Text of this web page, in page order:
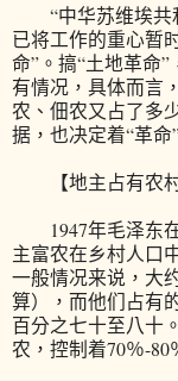
“中华苏维埃共
已将工作的重心暂
命”。搞“土地革命
有情况，具体而言
农、佃农又占了多
据，也决定着“革命
【地主占有农村
1947年毛泽东在
主富农在乡村人口
一般情况来说，大
算），而他们占有
百分之七十至八十
农，控制着70％-80